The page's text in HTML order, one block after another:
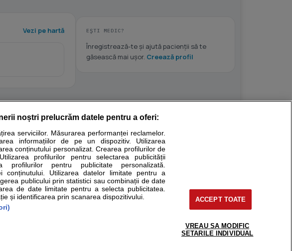
Vezi pe hartă EȘTI MEDIC?
Înregistrează-te și ajută pacienții să te
găsească mai ușor. Creează profil
scop informativ si educational. Ele nu pot substitui consultul medical direct si
sfatulmedicului.ro sa consultati fie medicul Dvs., fie unul dintre medicii pe care
Pentru pacient
support@sfatulmedicului.ro
0374 109 268
noștri prelucrăm datele pentru a oferi:
serviciilor. Măsurarea performanței reclamelor.
informațiilor de pe un dispozitiv. Utilizarea
conținutului personalizat. Crearea profilurilor de
profilurilor pentru selectarea publicității
profilurilor pentru publicitate personalizată.
conținutului. Utilizarea datelor limitate pentru a
publicului prin statistici sau combinații de date
de date limitate pentru a selecta publicitatea.
și identificarea prin scanarea dispozitivului.
ACCEPT TOATE
VREAU SA MODIFIC
SETARILE INDIVIDUAL